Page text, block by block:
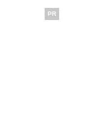
PR